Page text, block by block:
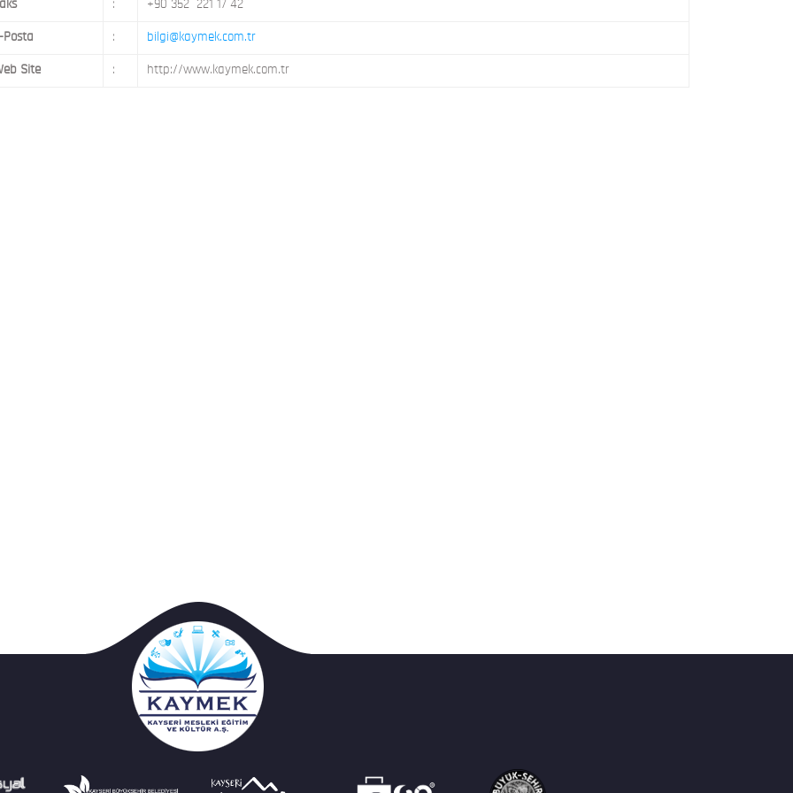
: +90 352 221 17 42
Posta : bilgi@kaymek.com.tr
Site : http://www.kaymek.com.tr